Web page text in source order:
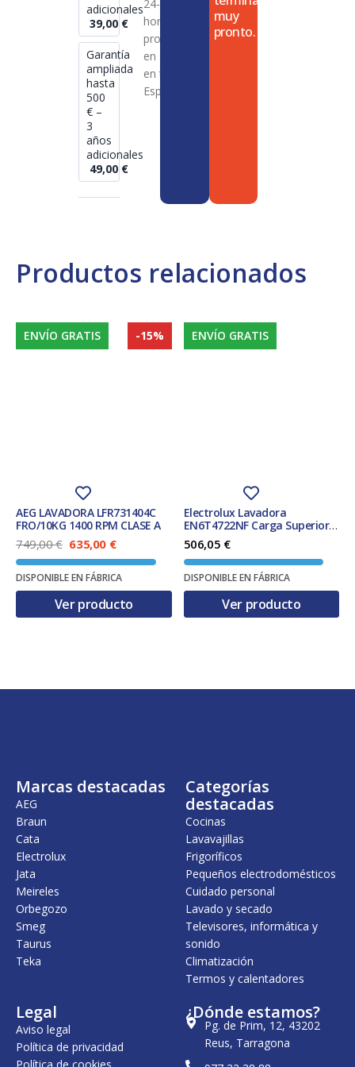
Productos relacionados
ENVÍO GRATIS -15%
AEG LAVADORA LFR731404C
FRO/10KG 1400 RPM CLASE A
749,00€ E
l
p
r
c
g
a
635,00 €E
l
p
r
e
c
u
3
DISPONIBLE EN FÁBRICA
Ver producto
ENVÍO GRATIS
Electrolux Lavadora
EN6T4722NF Carga Superior
7kg 1200rpm SensiCare Clase
A
506,05 €
DISPONIBLE EN FÁBRICA
Ver producto
adicionales
39,00 €
Garantía
ampliada
hasta
500
€ –
3
años
adicionales
49,00 €
24-72
horas en
productos
en stock
en toda
España
muy
pronto.
Marcas destacadas
AEG
Braun
Cata
Electrolux
Jata
Meireles
Orbegozo
Smeg
Taurus
Teka
Categorías
destacadas
Cocinas
Lavavajillas
Frigoríficos
Pequeños electrodomésticos
Cuidado personal
Lavado y secado
Televisores, informática y
sonido
Climatización
Termos y calentadores
Legal
Aviso legal
Política de privacidad
¿Dónde estamos?
Pg. de Prim, 12, 43202
Reus, Tarragona